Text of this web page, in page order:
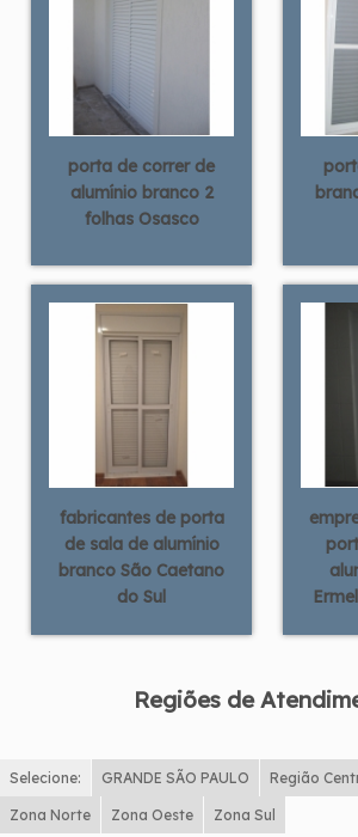
porta de correr de
alumínio branco 2
folhas Osasco
fabricantes de porta
de sala de alumínio
branco São Caetano
do Sul
Regiões de
Selecione: GRANDE SÃO PAULO Região
Zona Norte Zona Oeste Zona Sul